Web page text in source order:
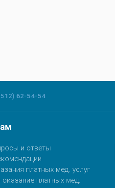
62-54-54
и ответы
платных мед. услуг
платных мед.